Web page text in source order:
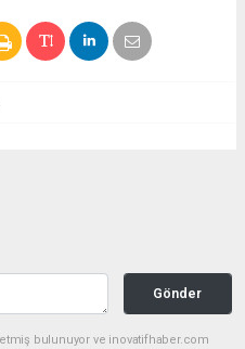
Gönder
etmiş bulunuyor ve inovatifhaber.com